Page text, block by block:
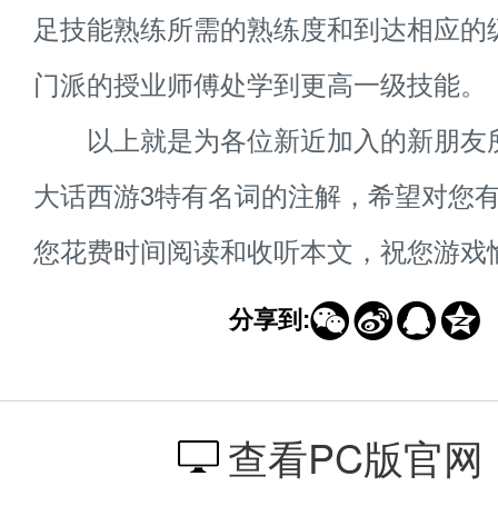
足技能熟练所需的熟练度和到达相应
门派的授业师傅处学到更高一级技能。
以上就是为各位新近加入的新朋友
大话西游3特有名词的注解，希望对您
您花费时间阅读和收听本文，祝您游戏
分享到:
查看PC版官网